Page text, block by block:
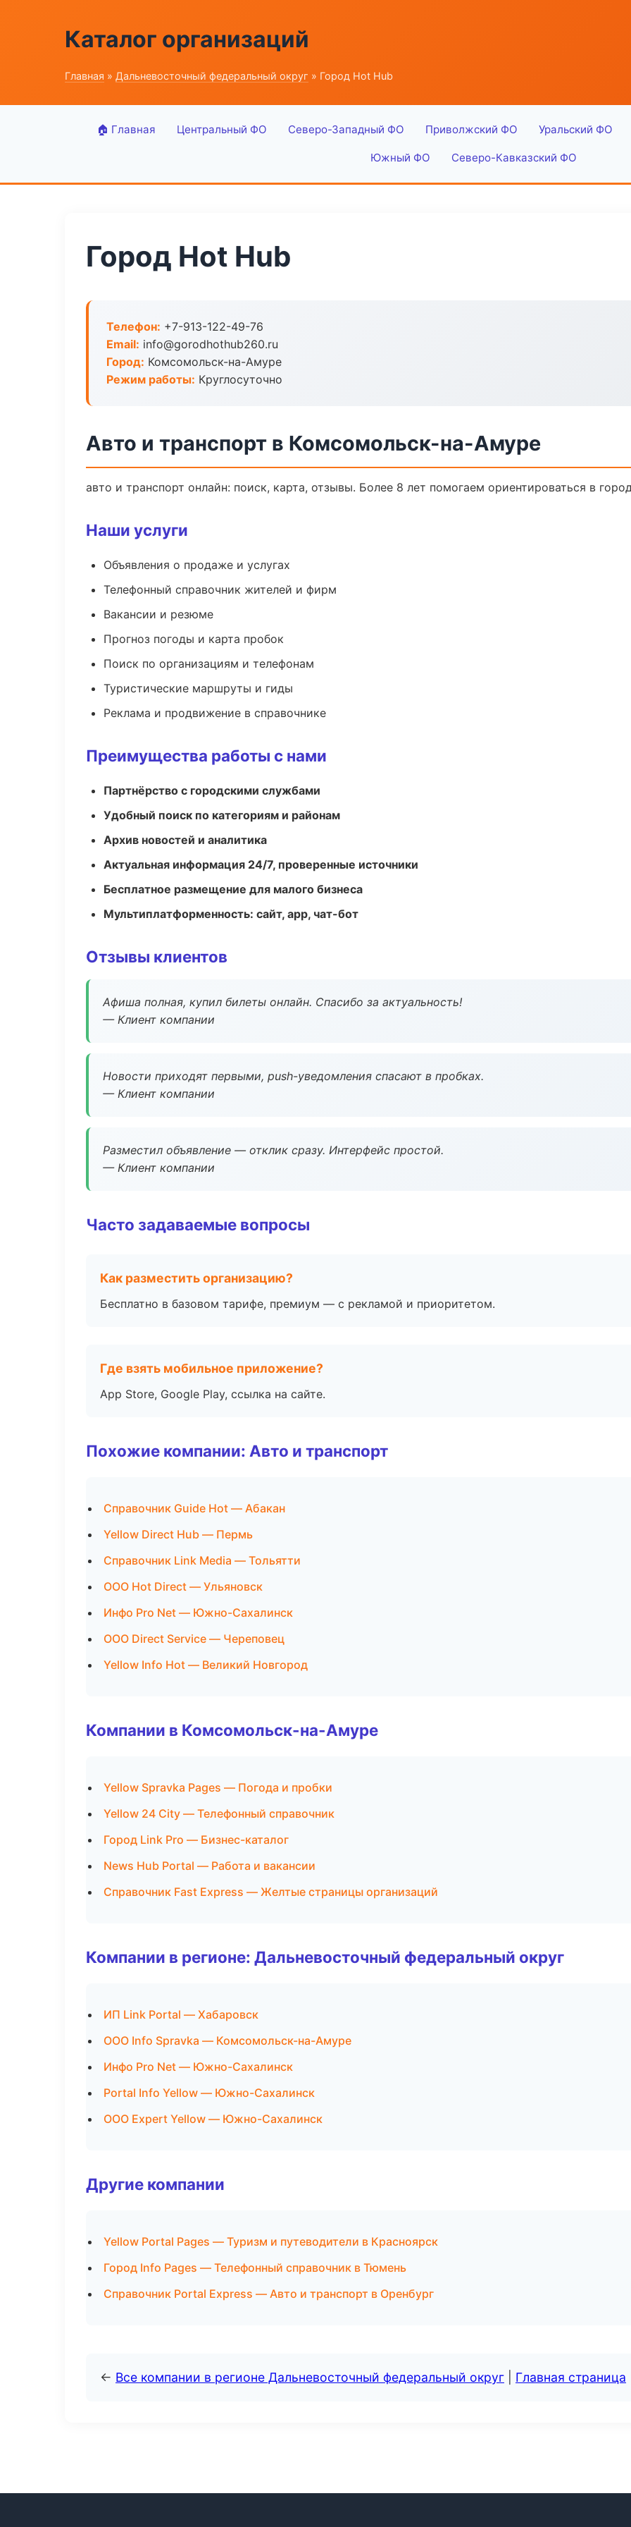
Каталог организаций
Главная » Дальневосточный федеральный округ » Город Hot Hub
🏠 Главная Центральный ФО Северо-Западный ФО Приволжский ФО Уральский ФО
Южный ФО Северо-Кавказский ФО
Город Hot Hub
Телефон: +7-913-122-49-76
Email: info@gorodhothub260.ru
Город: Комсомольск-на-Амуре
Режим работы: Круглосуточно
Авто и транспорт в Комсомольск-на-Амуре
авто и транспорт онлайн: поиск, карта, отзывы. Более 8 лет помогаем ориентироваться в
Наши услуги
Объявления о продаже и услугах
Телефонный справочник жителей и фирм
Вакансии и резюме
Прогноз погоды и карта пробок
Поиск по организациям и телефонам
Туристические маршруты и гиды
Реклама и продвижение в справочнике
Преимущества работы с нами
Партнёрство с городскими службами
Удобный поиск по категориям и районам
Архив новостей и аналитика
Актуальная информация 24/7, проверенные источники
Бесплатное размещение для малого бизнеса
Мультиплатформенность: сайт, app, чат-бот
Отзывы клиентов
Афиша полная, купил билеты онлайн. Спасибо за актуальность!
— Клиент компании
Новости приходят первыми, push-уведомления спасают в пробках.
— Клиент компании
Разместил объявление — отклик сразу. Интерфейс простой.
— Клиент компании
Часто задаваемые вопросы
Как разместить организацию?
Бесплатно в базовом тарифе, премиум — с рекламой и приоритетом.
Где взять мобильное приложение?
App Store, Google Play, ссылка на сайте.
Похожие компании: Авто и транспорт
Справочник Guide Hot — Абакан
Yellow Direct Hub — Пермь
Справочник Link Media — Тольятти
ООО Hot Direct — Ульяновск
Инфо Pro Net — Южно-Сахалинск
ООО Direct Service — Череповец
Yellow Info Hot — Великий Новгород
Компании в Комсомольск-на-Амуре
Yellow Spravka Pages — Погода и пробки
Yellow 24 City — Телефонный справочник
Город Link Pro — Бизнес-каталог
News Hub Portal — Работа и вакансии
Справочник Fast Express — Желтые страницы организаций
Компании в регионе: Дальневосточный федеральный округ
ИП Link Portal — Хабаровск
ООО Info Spravka — Комсомольск-на-Амуре
Инфо Pro Net — Южно-Сахалинск
Portal Info Yellow — Южно-Сахалинск
ООО Expert Yellow — Южно-Сахалинск
Другие компании
Yellow Portal Pages — Туризм и путеводители в Красноярск
Город Info Pages — Телефонный справочник в Тюмень
Справочник Portal Express — Авто и транспорт в Оренбург
← Все компании в регионе Дальневосточный федеральный округ Главная страница